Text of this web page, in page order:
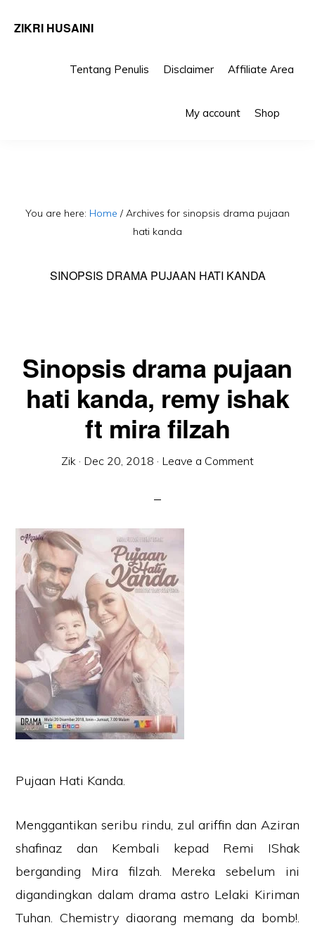
ZIKRI HUSAINI
Tentang Penulis Disclaimer Affiliate Area
My account Shop
You are here: Home / Archives for sinopsis drama pujaan
hati kanda
SINOPSIS DRAMA PUJAAN HATI KANDA
Sinopsis drama pujaan
hati kanda, remy ishak
ft mira filzah
Zik · Dec 20, 2018 · Leave a Comment
Pujaan Hati Kanda.
Menggantikan seribu rindu, zul ariffin dan Aziran
shafinaz dan Kembali kepad Remi IShak
berganding Mira filzah. Mereka sebelum ini
digandingkan dalam drama astro Lelaki Kiriman
Tuhan. Chemistry diaorang memang da bomb!.